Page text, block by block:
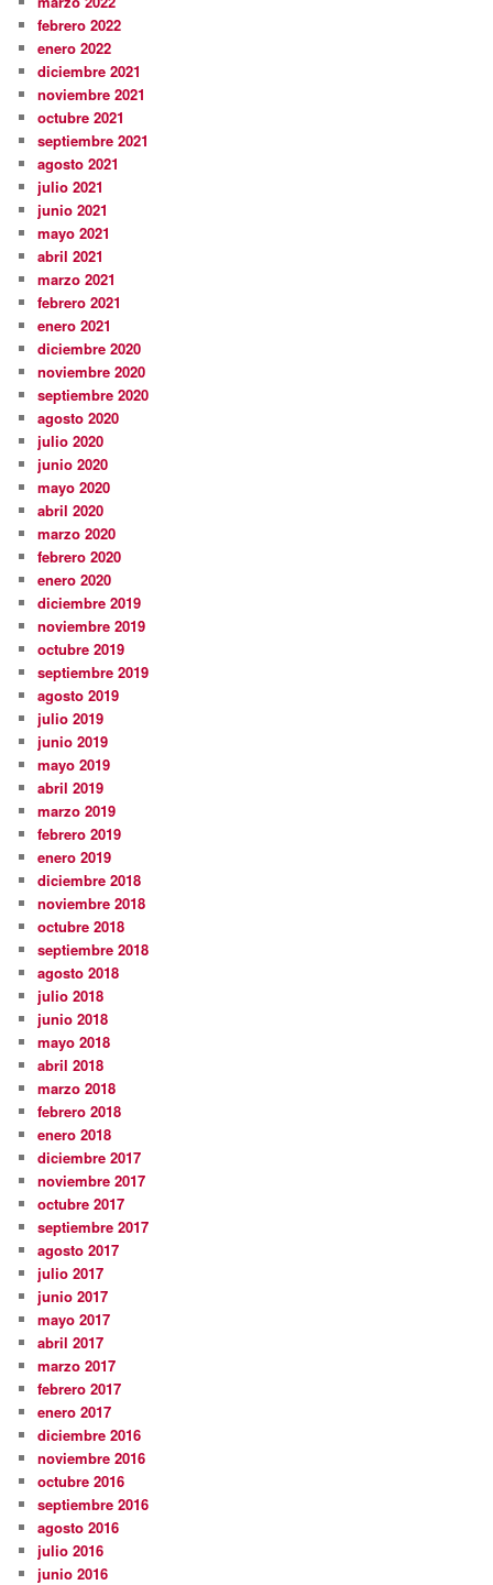
febrero 2022
enero 2022
diciembre 2021
noviembre 2021
octubre 2021
septiembre 2021
agosto 2021
julio 2021
junio 2021
mayo 2021
abril 2021
marzo 2021
febrero 2021
enero 2021
diciembre 2020
noviembre 2020
septiembre 2020
agosto 2020
julio 2020
junio 2020
mayo 2020
abril 2020
marzo 2020
febrero 2020
enero 2020
diciembre 2019
noviembre 2019
octubre 2019
septiembre 2019
agosto 2019
julio 2019
junio 2019
mayo 2019
abril 2019
marzo 2019
febrero 2019
enero 2019
diciembre 2018
noviembre 2018
octubre 2018
septiembre 2018
agosto 2018
julio 2018
junio 2018
mayo 2018
abril 2018
marzo 2018
febrero 2018
enero 2018
diciembre 2017
noviembre 2017
octubre 2017
septiembre 2017
agosto 2017
julio 2017
junio 2017
mayo 2017
abril 2017
marzo 2017
febrero 2017
enero 2017
diciembre 2016
noviembre 2016
octubre 2016
septiembre 2016
agosto 2016
julio 2016
junio 2016